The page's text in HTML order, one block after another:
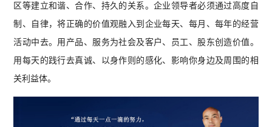
区等建立和谐、合作、持久的关系。企业领导者必须通过高度自
制、自律，将正确的价值观融入到企业每天、每月、每年的经营
活动中去。用产品、服务为社会及客户、员工、股东创造价值。
用每天的践行去真诚、以身作则的感化、影响你身边及周围的相
关利益体。